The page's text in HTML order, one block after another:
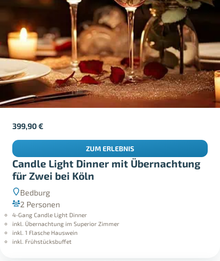
Candle Light Dinner mit Übernachtung
für Zwei bei Köln
Bedburg
2 Personen
4-Gang Candle Light Dinner
inkl. Übernachtung im Superior Zimmer
inkl. 1 Flasche Hauswein
inkl. Frühstücksbuffet
399,90€
ZUM ERLEBNIS